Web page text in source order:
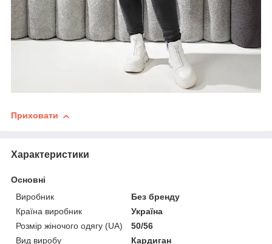
Приховати
Характеристики
Основні
Виробник
Без бренду
Країна виробник
Україна
Розмір жіночого одягу (UA)
50/56
Вид виробу
Кардиган